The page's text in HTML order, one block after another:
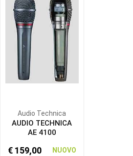
Audio Technica
AUDIO TECHNICA
AE 4100
€ 159,00 NUOVO